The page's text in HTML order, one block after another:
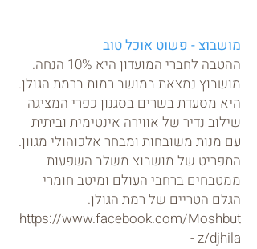
מושבוצ - פשוט אוכל טוב
ההטבה לחברי המועדון היא 10% הנחה.
מושבוץ נמצאת במושב רמות ברמת הגולן.
היא מסעדת בשרים בסגנון כפרי המציגה
שילוב נדיר של אווירה אינטימית וביתית
עם מנות משובחות ומבחר אלכוהולי מגוון.
התפריט של מושבוצ משלב השפעות
ממטבחים ברחבי העולם ומיטב חומרי
הגלם הטריים של רמת הגולן.
https://www.facebook.com/Moshbut
z/djhila -